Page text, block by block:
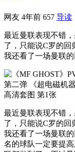
网友 4年前 657 导读
最近曼联表现不错
了，只能说C罗的回
我还看了一场曼联
最近曼联表现不错
了，只能说C罗的回
我还看了一场曼联
名的球队一定要提